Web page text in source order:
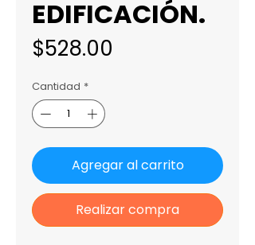
EDIFICACIÓN.
$528.00
Cantidad *
Agregar al carrito
Realizar compra